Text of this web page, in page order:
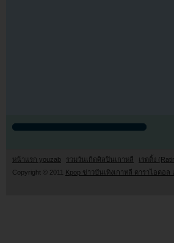
หน้าแรก youzab รวมวันเกิดศิลปินเกาหลี เรตติ้ง
Copyright © 2011 Kpop ข่าวบันเทิงเกาหลี ดาราไอดอ